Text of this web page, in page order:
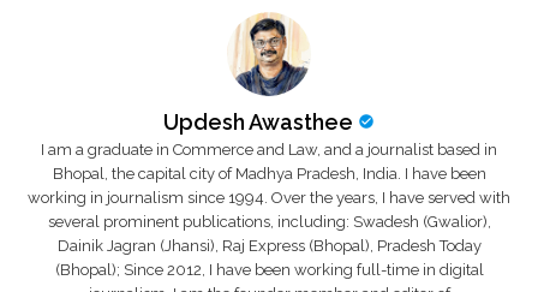
Updesh Awasthee
I am a graduate in Commerce and Law, and a journalist based in
Bhopal, the capital city of Madhya Pradesh, India. I have been
working in journalism since 1994. Over the years, I have served with
several prominent publications, including: Swadesh (Gwalior),
Dainik Jagran (Jhansi), Raj Express (Bhopal), Pradesh Today
(Bhopal); Since 2012, I have been working full-time in digital